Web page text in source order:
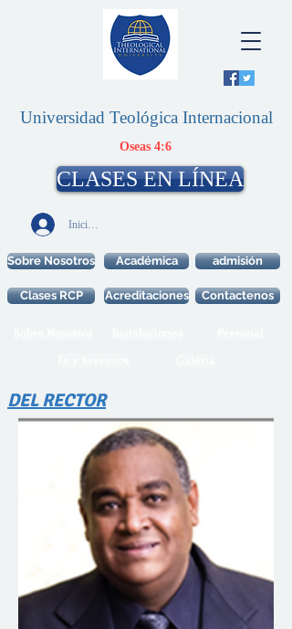
Universidad Teológica Internacional
Oseas 4:6
Iniciar sesión
CLASES EN LÍNEA
Sobre Nosotros Académica admisión
Clases RCP Acreditaciones Contactenos
DEL RECTOR